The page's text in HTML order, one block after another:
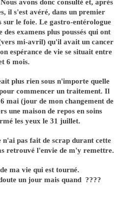
avons donc consulté et, après
il s'est avéré, dans un premier
sur le foie. Le gastro-entérologue
examens plus poussés qui ont
mi-avril) qu'il avait un cancer
espérance de vie se situait entre
6 mois.
plus rien sous n'importe quelle
commencer un traitement. Il
mai (jour de mon changement de
une maison de repos en soins
les yeux le 31 juillet.
n'ai pas fait de scrap durant cette
retrouvé l'envie de m'y remettre.
ma vie qui est tourné.
un jour mais quand ????